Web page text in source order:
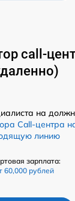
call-
на
Call-центра
линию
зарплата:
60,000 рублей